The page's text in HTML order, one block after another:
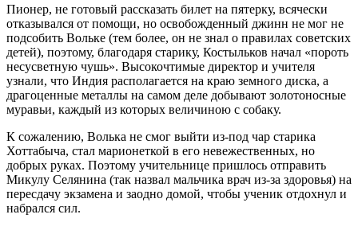
Пионер, не готовый рассказать билет на пятерку, всячески
отказывался от помощи, но освобожденный джинн не мог не
подсобить Вольке (тем более, он не знал о правилах советских
детей), поэтому, благодаря старику, Костыльков начал «пороть
несусветную чушь». Высокочтимые директор и учителя
узнали, что Индия располагается на краю земного диска, а
драгоценные металлы на самом деле добывают золотоносные
муравьи, каждый из которых величиною с собаку.
К сожалению, Волька не смог выйти из-под чар старика
Хоттабыча, стал марионеткой в его невежественных, но
добрых руках. Поэтому учительнице пришлось отправить
Микулу Селянина (так назвал мальчика врач из-за здоровья) на
пересдачу экзамена и заодно домой, чтобы ученик отдохнул и
набрался сил.